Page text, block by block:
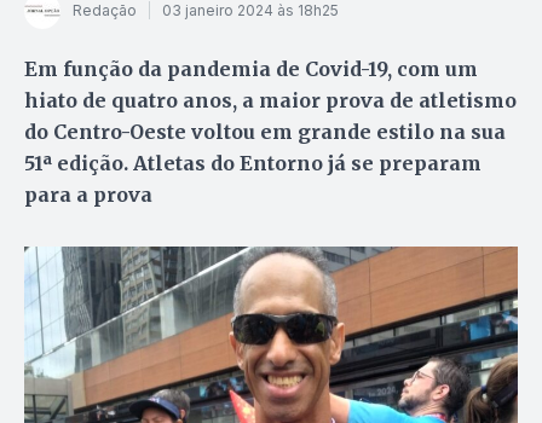
Redação 03 janeiro 2024 às 18h25
Em função da pandemia de Covid-19, com um
hiato de quatro anos, a maior prova de atletismo
do Centro-Oeste voltou em grande estilo na sua
51ª edição. Atletas do Entorno já se preparam
para a prova